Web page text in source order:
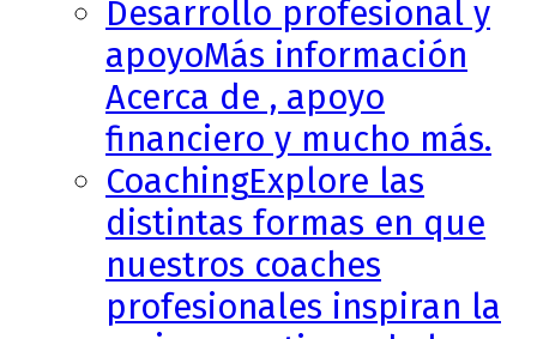
Desarrollo profesional y
apoyoMás información
Acerca de , apoyo
financiero y mucho más.
CoachingExplore las
distintas formas en que
nuestros coaches
profesionales inspiran la